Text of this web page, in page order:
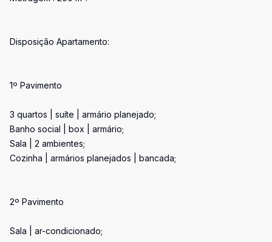
Disposição Apartamento:
1º Pavimento
3 quartos | suíte | armário planejado;
Banho social | box | armário;
Sala | 2 ambientes;
Cozinha | armários planejados | bancada;
2º Pavimento
Sala | ar-condicionado;